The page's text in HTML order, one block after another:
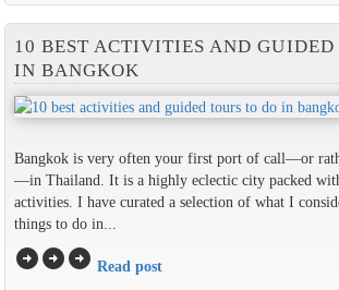
10 BEST ACTIVITIES AND GUIDED
IN BANGKOK
Bangkok is very often your first port of call—or
—in Thailand. It is a highly eclectic city packed
activities. I have curated a selection of what I
things to do in...
arrow_circle_rightarrow_circle_rightarrow_circle_right Read post